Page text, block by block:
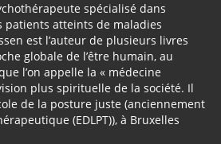
spécialisé dans
patients atteints de maladies
est l’auteur de plusieurs livres
globale de l’être humain, au
l’on appelle la « médecine
plus spirituelle de la société. Il
de la posture juste (anciennement
(EDLPT)), à Bruxelles